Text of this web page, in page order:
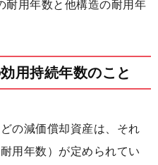
耐用年数と他構造の耐用年
用持続年数のこと
の減価償却資産は、それ
用年数）が定められてい